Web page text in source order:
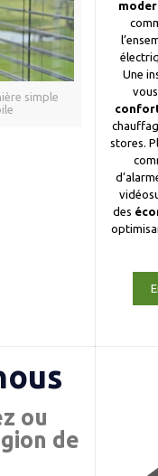
simple
Une
stores.
des
ou
de